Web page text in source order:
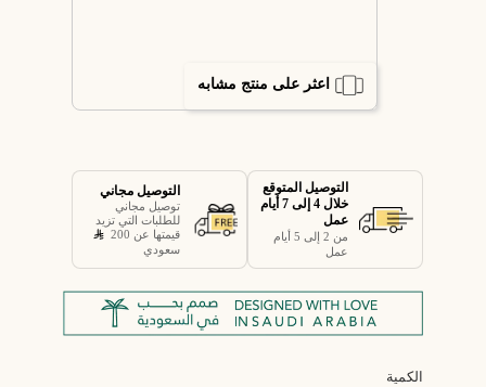
اعثر على منتج مشابه
التوصيل المتوقع
خلال 4 إلى 7 أيام
عمل
من 2 إلى 5 أيام
عمل
التوصيل مجاني
توصيل مجاني
للطلبات التي تزيد
قيمتها عن 200
سعودي
الكمية